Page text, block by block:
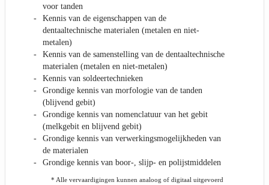
voor tanden
Kennis van de eigenschappen van de
dentaaltechnische materialen (metalen en niet-
metalen)
Kennis van de samenstelling van de dentaaltechnische
materialen (metalen en niet-metalen)
Kennis van soldeertechnieken
Grondige kennis van morfologie van de tanden
(blijvend gebit)
Grondige kennis van nomenclatuur van het gebit
(melkgebit en blijvend gebit)
Grondige kennis van verwerkingsmogelijkheden van
de materialen
Grondige kennis van boor-, slijp- en polijstmiddelen
* Alle vervaardigingen kunnen analoog of digitaal uitgevoerd